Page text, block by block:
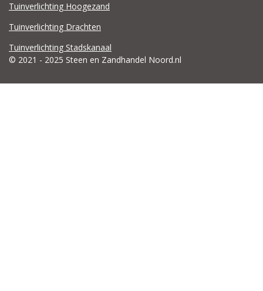
Tuinverlichting Hoogezand
Tuinverlichting Drachten
Tuinverlichting Stadskanaal
© 2021 - 2025 Steen en Zandhandel Noord.nl